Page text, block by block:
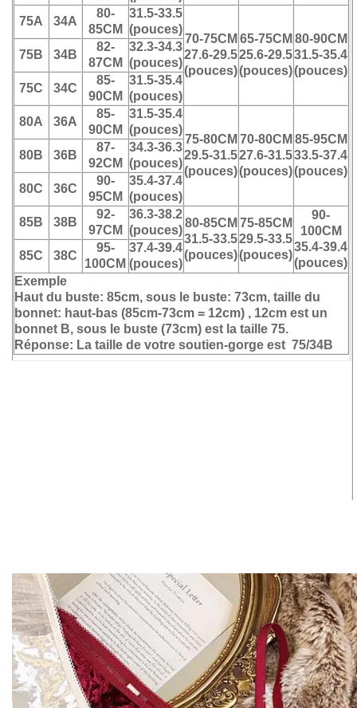
75A
34A
80-
85CM
31.5-33.5
(pouces)
70-75CM
27.6-29.5
(pouces)
65-75CM
25.6-29.5
(pouces)
80-90CM
31.5-35.4
(pouces)
75B 34B
82-
87CM
32.3-34.3
(pouces)
75C
34C
85-
90CM
31.5-35.4
(pouces)
80A
36A
85-
90CM
31.5-35.4
(pouces)
75-80CM
29.5-31.5
(pouces)
70-80CM
27.6-31.5
(pouces)
85-95CM
33.5-37.4
(pouces)
80B 36B
87-
92CM
34.3-36.3
(pouces)
80C
36C
90-
95CM
35.4-37.4
(pouces)
85B
38B
92-
97CM
36.3-38.2
(pouces)
80-85CM
31.5-33.5
(pouces)
75-85CM
29.5-33.5
(pouces)
90-
100CM
35.4-39.4
(pouces)
85C 38C
95-
100CM
37.4-39.4
(pouces)
Exemple
Haut du buste: 85cm, sous le buste: 73cm, taille du
bonnet: haut-bas (85cm-73cm = 12cm) , 12cm est un
bonnet B, sous le buste (73cm) est la taille 75.
Réponse: La taille de votre soutien-gorge est 75/34B